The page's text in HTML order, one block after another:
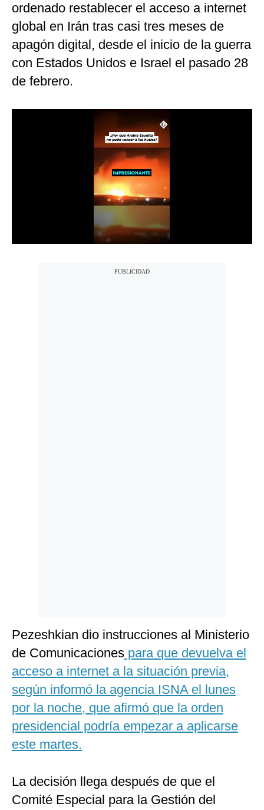
México
España
Internacional
Tecnología
Club del Suscriptor
ordenado restablecer el acceso a internet
global en Irán tras casi tres meses de
apagón digital, desde el inicio de la guerra
con Estados Unidos e Israel el pasado 28
de febrero.
Pezeshkian dio instrucciones al Ministerio
de Comunicaciones para que devuelva el
acceso a internet a la situación previa,
según informó la agencia ISNA el lunes
por la noche, que afirmó que la orden
presidencial podría empezar a aplicarse
este martes.
La decisión llega después de que el
Comité Especial para la Gestión del